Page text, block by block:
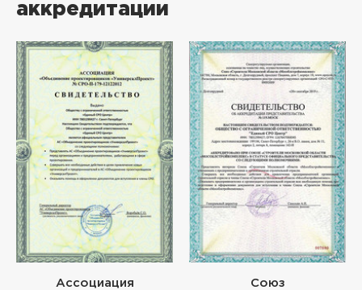
аккредитации
Ассоциация Союз